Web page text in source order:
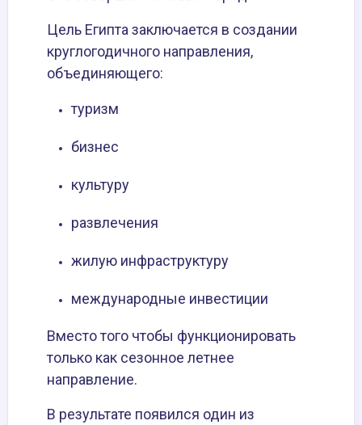
Цель Египта заключается в создании
круглогодичного направления,
объединяющего:
туризм
бизнес
культуру
развлечения
жилую инфраструктуру
международные инвестиции
Вместо того чтобы функционировать
только как сезонное летнее
направление.
В результате появился один из